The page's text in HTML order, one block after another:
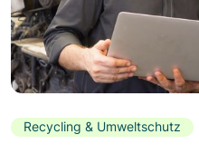
Recycling & Umweltschutz